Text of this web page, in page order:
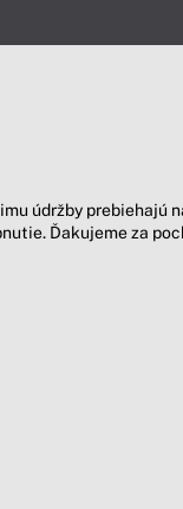
údržby prebiehajú
Ďakujeme za